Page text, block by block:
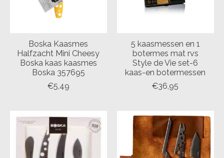
Boska Kaasmes
Halfzacht Mini Cheesy
Boska kaas kaasmes
Boska 357695
€5,49
5 kaasmessen en 1
botermes mat rvs
Style de Vie set-6
kaas-en botermessen
€36,95